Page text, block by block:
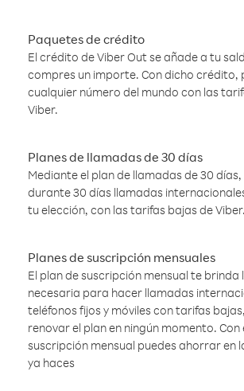
Paquetes de crédito
El crédito de Viber Out se añade a tu
compres un importe. Con dicho crédito,
cualquier número del mundo con las
Viber.
Planes de llamadas de 30 días
Mediante el plan de llamadas de 30
durante 30 días llamadas
tu elección, con las tarifas bajas de Viber.
Planes de suscripción mensuales
El plan de suscripción mensual te brinda
necesaria para hacer llamadas
teléfonos fijos y móviles con tarifas
renovar el plan en ningún momento. Con
suscripción mensual puedes ahorrar en
ya haces